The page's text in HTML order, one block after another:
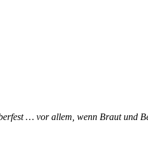
… vor allem, wenn Braut und